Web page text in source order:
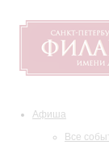
Афиша
Все